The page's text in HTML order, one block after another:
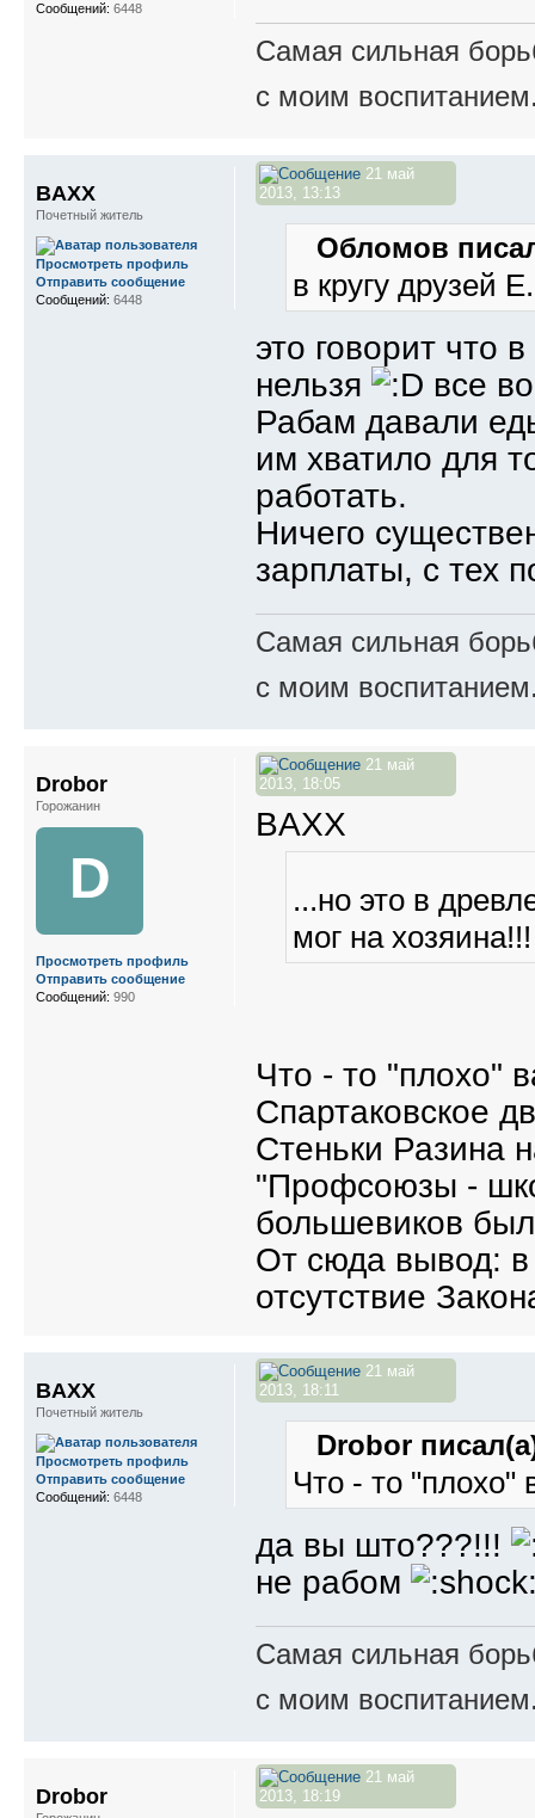
Самая сильная
с моим
Сообщений: 6448
21 май
2013, 13:13
Обломов
в кругу друзей
это говорит что
нельзя
все
Рабам давали
им хватило для
работать.
Ничего
зарплаты, с тех
Самая сильная
с моим
BAXX
Почетный житель
Просмотреть профиль
Отправить сообщение
Сообщений: 6448
21 май
2013, 18:05
BAXX
...но это в
мог на хозяина!!!
Что - то "плохо"
Спартаковское
Стеньки Разина
"Профсоюзы -
большевиков
От сюда вывод: в
отсутствие
Drobor
Горожанин
D
Просмотреть профиль
Отправить сообщение
Сообщений: 990
21 май
2013, 18:11
Drobor
Что - то
да вы што???!!!
не рабом
Самая сильная
с моим
BAXX
Почетный житель
Просмотреть профиль
Отправить сообщение
Сообщений: 6448
21 май
2013, 18:19
Drobor